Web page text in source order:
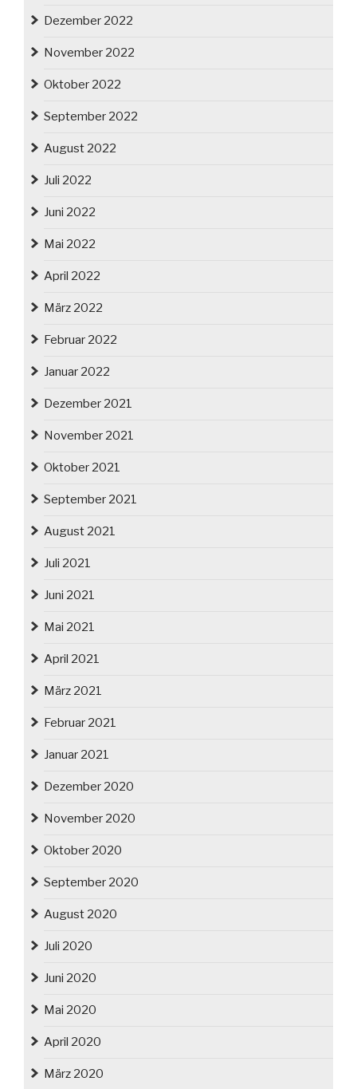
Dezember 2022
November 2022
Oktober 2022
September 2022
August 2022
Juli 2022
Juni 2022
Mai 2022
April 2022
März 2022
Februar 2022
Januar 2022
Dezember 2021
November 2021
Oktober 2021
September 2021
August 2021
Juli 2021
Juni 2021
Mai 2021
April 2021
März 2021
Februar 2021
Januar 2021
Dezember 2020
November 2020
Oktober 2020
September 2020
August 2020
Juli 2020
Juni 2020
Mai 2020
April 2020
März 2020